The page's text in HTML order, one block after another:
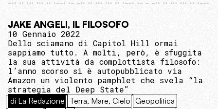
JAKE ANGELI, IL FILOSOFO
10 Gennaio 2022
Dello sciamano di Capitol Hill ormai
sappiamo tutto. A molti, però, è sfuggita
la sua attività da complottista filosofo:
l’anno scorso si è autopubblicato via
Amazon un violento pamphlet che svela “la
strategia del Deep State”
di La Redazione Terra, Mare, Cielo Geopolitica